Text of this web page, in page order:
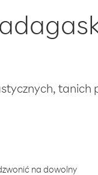
tanich
na dowolny